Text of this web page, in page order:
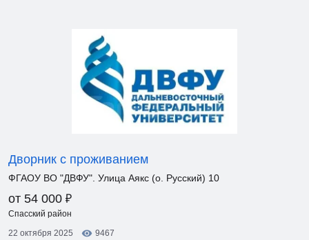
Дворник с проживанием
ФГАОУ ВО "ДВФУ". Улица Аякс (о. Русский) 10
от 54 000 ₽
Спасский район
22 октября 2025
9467